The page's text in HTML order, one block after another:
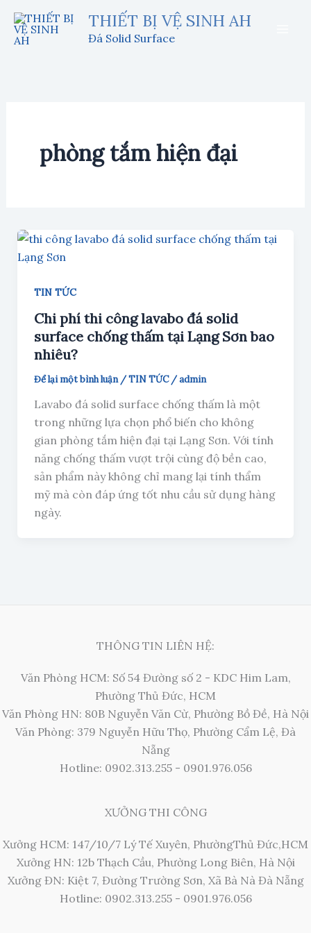
nội
THIẾT BỊ VỆ SINH AH
Đá Solid Surface
phòng tắm hiện đại
TIN TỨC
Chi phí thi công lavabo đá solid
surface chống thấm tại Lạng Sơn bao
nhiêu?
Để lại một bình luận /TIN TỨC/admin
Lavabo đá solid surface chống thấm là một
trong những lựa chọn phổ biến cho không
gian phòng tắm hiện đại tại Lạng Sơn. Với tính
năng chống thấm vượt trội cùng độ bền cao,
sản phẩm này không chỉ mang lại tính thẩm
mỹ mà còn đáp ứng tốt nhu cầu sử dụng hàng
ngày.
THÔNG TIN LIÊN HỆ:
Văn Phòng HCM: Số 54 Đường số 2 - KDC Him Lam,
Phường Thủ Đức, HCM
Văn Phòng HN: 80B Nguyễn Văn Cừ, Phường Bồ Đề, Hà Nội
Văn Phòng: 379 Nguyễn Hữu Thọ, Phường Cẩm Lệ, Đà
Nẵng
Hotline: 0902.313.255 - 0901.976.056
XƯỞNG THI CÔNG
Xưởng HCM: 147/10/7 Lý Tế Xuyên, PhườngThủ Đức,HCM
Xưởng HN: 12b Thạch Cầu, Phường Long Biên, Hà Nội
Xưởng ĐN: Kiệt 7, Đường Trường Sơn, Xã Bà Nà Đà Nẵng
Hotline: 0902.313.255 - 0901.976.056